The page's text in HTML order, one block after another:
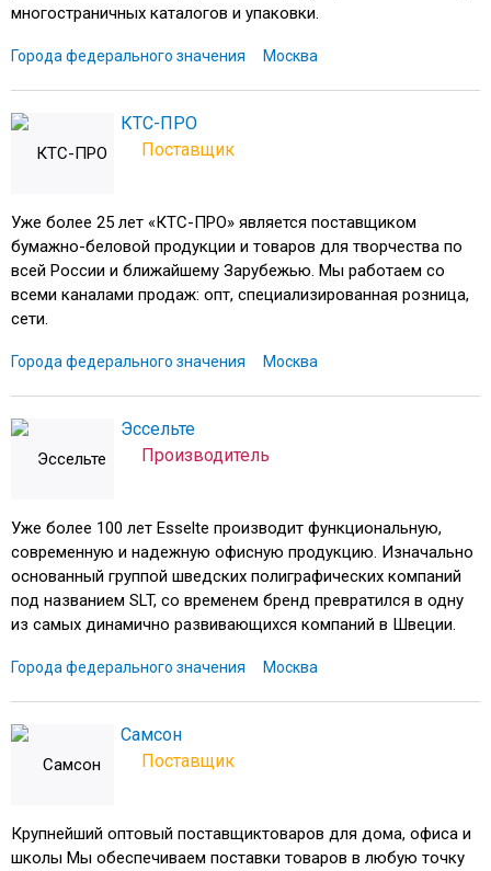
многостраничных каталогов и упаковки.
Города федерального значения Москва
КТС-ПРО
Поставщик
Уже более 25 лет «КТС-ПРО» является поставщиком
бумажно-беловой продукции и товаров для творчества по
всей России и ближайшему Зарубежью. Мы работаем со
всеми каналами продаж: опт, специализированная розница,
сети.
Города федерального значения Москва
Эссельте
Производитель
Уже более 100 лет Esselte производит функциональную,
современную и надежную офисную продукцию. Изначально
основанный группой шведских полиграфических компаний
под названием SLT, со временем бренд превратился в одну
из самых динамично развивающихся компаний в Швеции.
Города федерального значения Москва
Самсон
Поставщик
Крупнейший оптовый поставщиктоваров для дома, офиса и
школы Мы обеспечиваем поставки товаров в любую точку